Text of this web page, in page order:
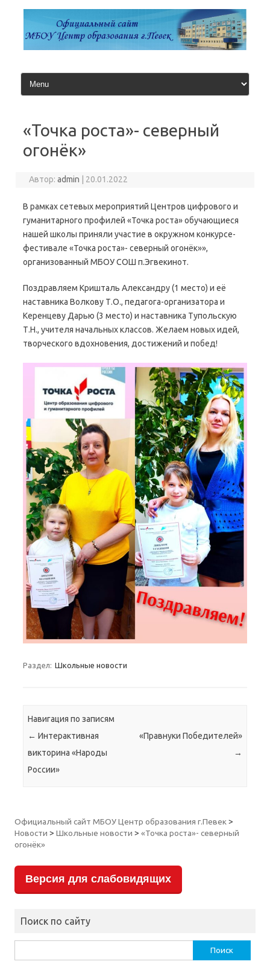
содержимому
«Точка роста»- северный
огонёк»
Автор:admin 20.01.2022
В рамках сетевых мероприятий Центров цифрового и
гуманитарного профилей «Точка роста» обучающиеся
нашей школы приняли участие в окружном конкурсе-
фестивале «Точка роста»- северный огонёк»»,
организованный МБОУ СОШ п.Эгвекинот.
Поздравляем Кришталь Александру (1 место) и её
наставника Волкову Т.О., педагога-организатора и
Керенцеву Дарью (3 место) и наставника Тупольскую
Т.Н., учителя начальных классов. Желаем новых идей,
творческого вдохновения, достижений и побед!
Раздел: Школьные новости
Навигация по записям
← Интерактивная
викторина «Народы
России»
«Правнуки Победителей»
→
Официальный сайт МБОУ Центр образования г.Певек>
Новости > Школьные новости > «Точка роста»- северный
огонёк»
Версия для слабовидящих
Поиск по сайту